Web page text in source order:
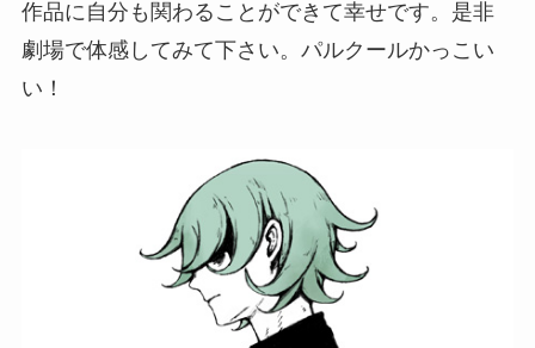
作品に自分も関わることができて幸せです。是非
劇場で体感してみて下さい。パルクールかっこい
い！